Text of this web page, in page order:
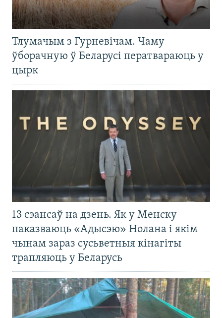
Тлумачым з Гурневічам. Чаму
ўборачную ў Беларусі ператвараюць у
цырк
13 сэансаў на дзень. Як у Менску
паказваюць «Адысэю» Нолана і якім
чынам зараз сусьветныя кінагіты
трапляюць у Беларусь